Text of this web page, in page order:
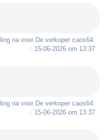
na voor De verkoper caos64
15-06-2026 om 13:37
na voor De verkoper caos64
15-06-2026 om 13:37